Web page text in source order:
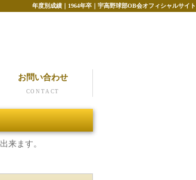
年度別成績｜1964年卒｜宇高野球部OB会オフィシャルサイト
お問い合わせ
CONTACT
来ます。